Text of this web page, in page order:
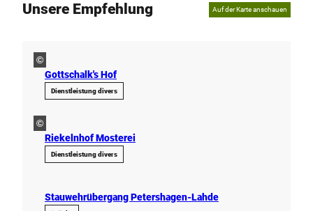
Unsere Empfehlung Auf der Karte anschauen
©
Gottschalk's Hof
Dienstleistung divers
©
Riekelnhof Mosterei
Dienstleistung divers
Stauwehrübergang Petershagen-Lahde